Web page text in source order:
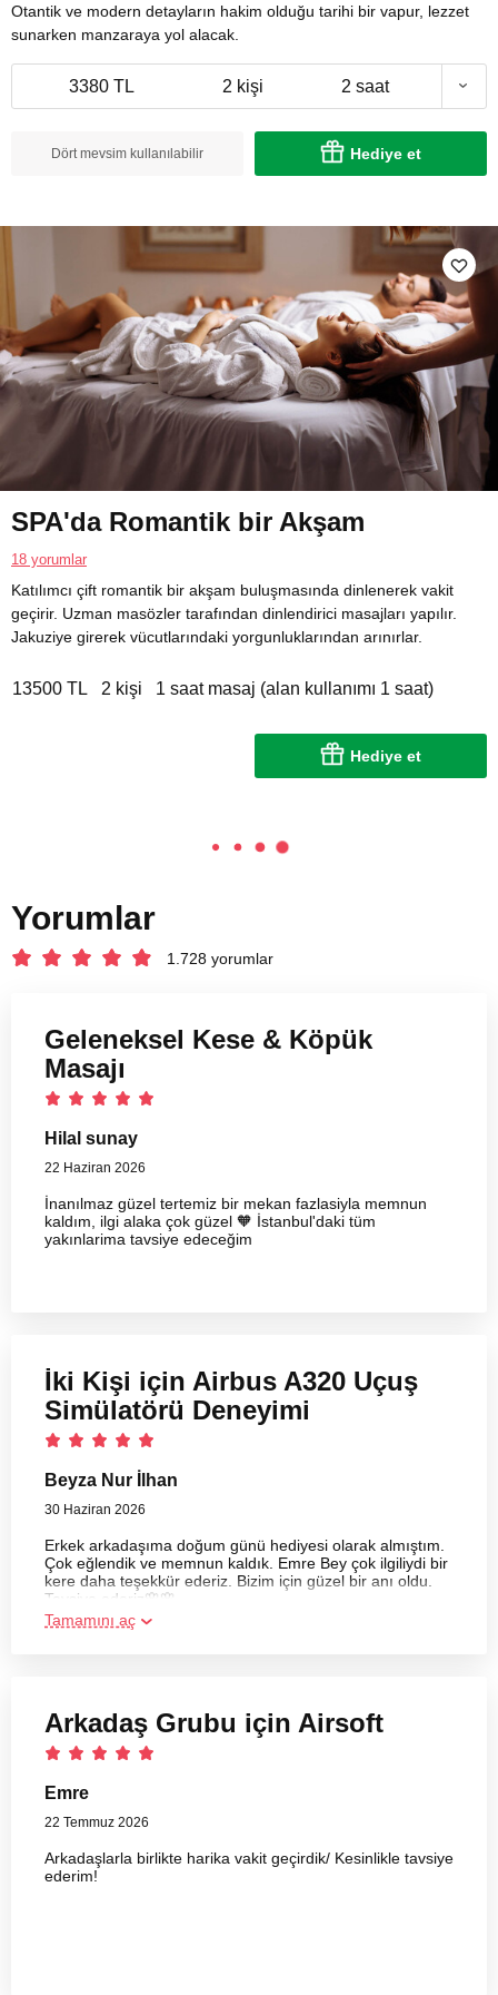
Otantik ve modern detayların hakim olduğu tarihi bir vapur, lezzet
sunarken manzaraya yol alacak.
3380 TL 2 kişi 2 saat
Dört mevsim kullanılabilir Hediye et
SPA'da Romantik bir Akşam
18 yorumlar
Katılımcı çift romantik bir akşam buluşmasında dinlenerek vakit
geçirir. Uzman masözler tarafından dinlendirici masajları yapılır.
Jakuziye girerek vücutlarındaki yorgunluklarından arınırlar.
13500 TL 2 kişi 1 saat masaj (alan kullanımı 1 saat)
Hediye et
Yorumlar
1.728 yorumlar
Geleneksel Kese & Köpük
Masajı
Hilal sunay
22 Haziran 2026
İnanılmaz güzel tertemiz bir mekan fazlasiyla memnun
kaldım, ilgi alaka çok güzel 🧡 İstanbul'daki tüm
yakınlarima tavsiye edeceğim
İki Kişi için Airbus A320 Uçuş
Simülatörü Deneyimi
Beyza Nur İlhan
30 Haziran 2026
Erkek arkadaşıma doğum günü hediyesi olarak almıştım.
Çok eğlendik ve memnun kaldık. Emre Bey çok ilgiliydi bir
kere daha teşekkür ederiz. Bizim için güzel bir anı oldu.
Tavsiye ederiz🌸🌸
Tamamını aç
Arkadaş Grubu için Airsoft
Emre
22 Temmuz 2026
Arkadaşlarla birlikte harika vakit geçirdik/ Kesinlikle tavsiye
ederim!